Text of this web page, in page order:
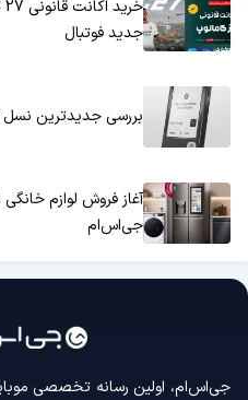
جدید فوتبال
بررسی جدیدترین
آغاز فروش لوازم
جی‌اس‌ام
جی‌اس‌ام، اولین رسانه‌ تخصصی